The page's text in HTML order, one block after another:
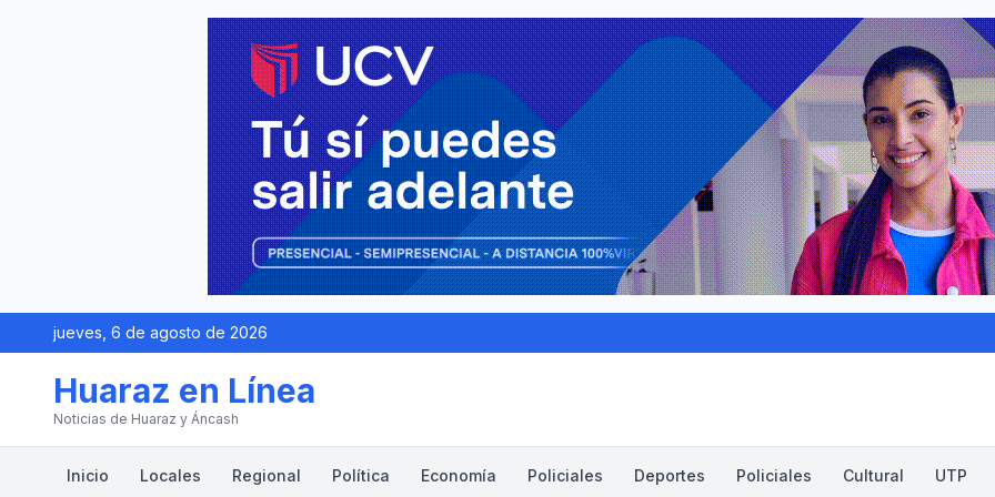
jueves, 6 de agosto de 2026
Huaraz en Línea
Noticias de Huaraz y Áncash
Inicio Locales Regional Política Economía Policiales Deportes Policiales Cultural UTP